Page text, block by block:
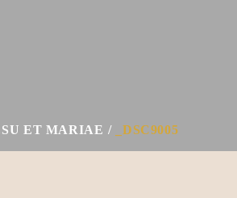
ET MARIAE _DSC9005